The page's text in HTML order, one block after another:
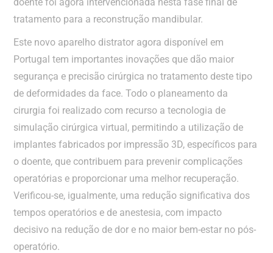
tratamento para a reconstrução mandibular.
Este novo aparelho distrator agora disponível em
Portugal tem importantes inovações que dão maior
segurança e precisão cirúrgica no tratamento deste tipo
de deformidades da face. Todo o planeamento da
cirurgia foi realizado com recurso a tecnologia de
simulação cirúrgica virtual, permitindo a utilização de
implantes fabricados por impressão 3D, específicos para
o doente, que contribuem para prevenir complicações
operatórias e proporcionar uma melhor recuperação.
Verificou-se, igualmente, uma redução significativa dos
tempos operatórios e de anestesia, com impacto
decisivo na redução de dor e no maior bem-estar no pós-
operatório.